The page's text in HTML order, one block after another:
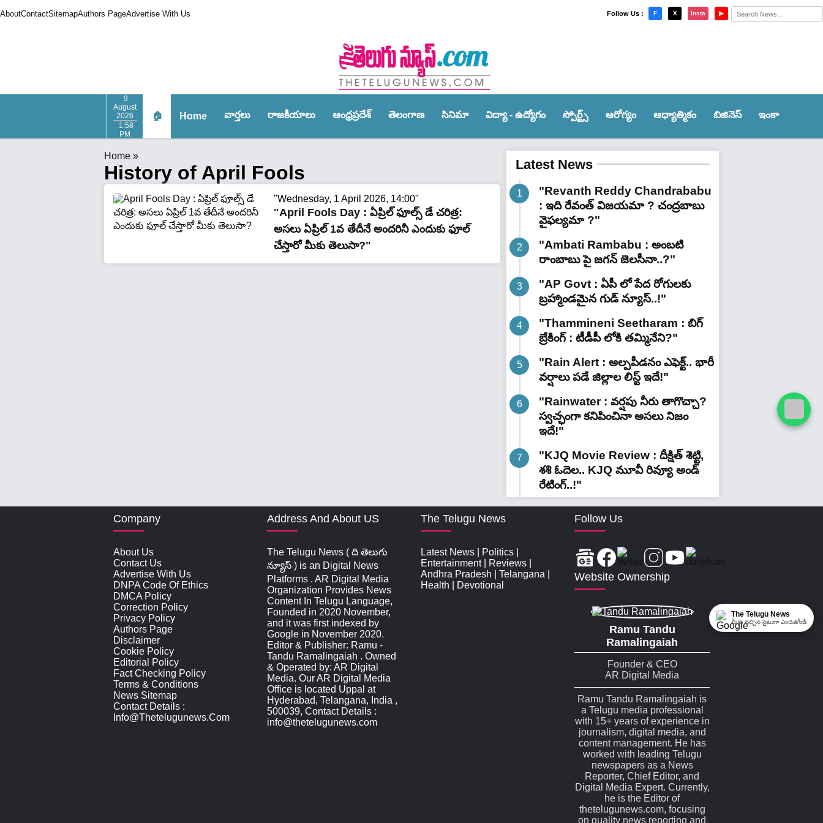
AboutContactSitemapAuthors PageAdvertise With Us Follow Us : F X Insta ▶
9
August
2026
1:58
PM
🏠 Home వార్త‌లు రాజ‌కీయాలు ఆంధ్ర‌ప్ర‌దేశ్‌ తెలంగాణ‌ సినిమా విద్యా - ఉద్యోగం స్పోర్ట్స్‌ ఆరోగ్యం ఆధ్యాత్మికం బిజినెస్ ఇంకా
×
Home »
History of April Fools
"Wednesday, 1 April 2026, 14:00"
"April Fools Day : ఏప్రిల్ ఫూల్స్ డే చరిత్ర:
అసలు ఏప్రిల్ 1వ తేదీనే అందరినీ ఎందుకు ఫూల్
చేస్తారో మీకు తెలుసా?"
Latest News
"Revanth Reddy Chandrababu
: ఇది రేవంత్ విజయమా ? చంద్రబాబు
వైఫల్యమా ?"
"Ambati Rambabu : అంబటి
రాంబాబు పై జగన్ జెలసీనా..?"
"AP Govt : ఏపీ లో పేద రోగులకు
బ్రహ్మాండమైన గుడ్ న్యూస్..!"
"Thammineni Seetharam : బిగ్
బ్రేకింగ్ : టీడీపీ లోకి తమ్మినేని?"
"Rain Alert : అల్పపీడనం ఎఫెక్ట్.. భారీ
వర్షాలు పడే జిల్లాల లిస్ట్ ఇదే!"
"Rainwater : వర్షపు నీరు తాగొచ్చా?
స్వచ్ఛంగా కనిపించినా అసలు నిజం
ఇదే!"
"KJQ Movie Review : దీక్షిత్ శెట్టి,
శశి ఓదెల.. KJQ మూవీ రివ్యూ అండ్
రేటింగ్‌..!"
Company
About Us
Contact Us
Advertise With Us
DNPA Code Of Ethics
DMCA Policy
Correction Policy
Privacy Policy
Authors Page
Disclaimer
Cookie Policy
Editorial Policy
Fact Checking Policy
Terms & Conditions
News Sitemap
Contact Details :
Info@thetelugunews.com
Address And About US
The Telugu News ( ది తెలుగు
న్యూస్‌ ) is an Digital News
Platforms . AR Digital Media
Organization Provides News
Content In Telugu Language,
Founded in 2020 November,
and it was first indexed by
Google in November 2020.
Editor & Publisher: Ramu -
Tandu Ramalingaiah . Owned
& Operated by: AR Digital
Media. Our AR Digital Media
Office is located Uppal at
Hyderabad, Telangana, India ,
500039, Contact Details :
info@thetelugunews.com
The Telugu News
Latest News Politics
Entertainment| Reviews
Andhra Pradesh
Telangana
Health
Devotional
Follow Us
Website Ownership
Ramu Tandu
Ramalingaiah
Founder & CEO
AR Digital Media
Ramu Tandu Ramalingaiah is
a Telugu media professional
with 15+ years of experience in
journalism, digital media, and
content management. He has
worked with leading Telugu
newspapers as a News
Reporter, Chief Editor, and
Digital Media Expert. Currently,
he is the Editor of
thetelugunews.com, focusing
on quality news reporting and
The Telugu News
మీకు నచ్చిన సైటుగా ఎంచుకోండి